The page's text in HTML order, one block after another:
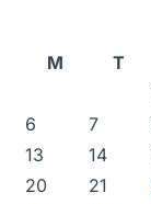
M
T
6
7
13
14
20
21